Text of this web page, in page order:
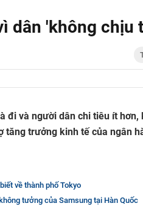
dân 'không chịu
đi và người dân chi tiêu ít
tăng trưởng kinh tế của ngân
về thành phố Tokyo
tưởng của Samsung tại Hàn Quốc